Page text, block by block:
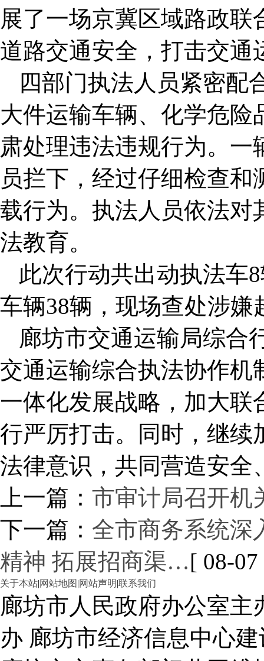
展了一场京冀区域路政
道路交通安全，打击交通
四部门执法人员紧密配
大件运输车辆、化学危
肃处理违法违规行为。
员拦下，经过仔细检查
载行为。执法人员依法对
法教育。
此次行动共出动执法车
车辆38辆，现场查处涉
廊坊市交通运输局综合
交通运输综合执法协作机
一体化发展战略，加大联
行严厉打击。同时，继续
法律意识，共同营造安全
上一篇： 市审计局召开机
下一篇： 全市商务系统深
精神 拓展招商渠…[ 08-
关于本站|网站地图 |网站声明|联系我们
廊坊市人民政府办公室
办 廊坊市经济信息中心建